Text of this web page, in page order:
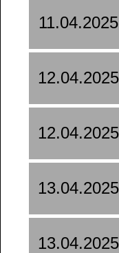
11.04.2025
12.04.2025
12.04.2025
13.04.2025
13.04.2025